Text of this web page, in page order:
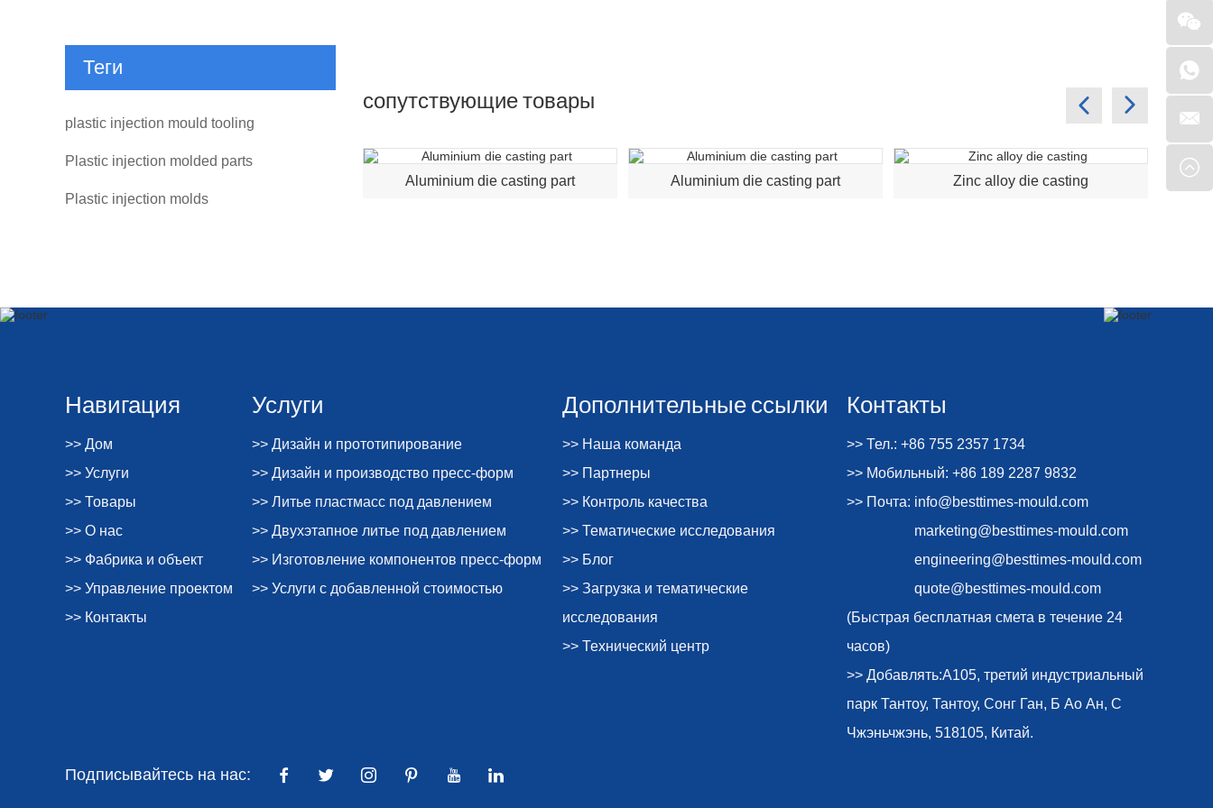
сопутствующие товары
Aluminium die casting part Aluminium die casting part Zinc alloy die casting
Теги
plastic injection mould tooling
Plastic injection molded parts
Plastic injection molds
Навигация
>> Дом
>> Услуги
>> Товары
>> О нас
>> Фабрика и объект
>> Управление проектом
>> Контакты
Услуги
>> Дизайн и прототипирование
>> Дизайн и производство пресс-форм
>> Литье пластмасс под давлением
>> Двухэтапное литье под давлением
>> Изготовление компонентов пресс-форм
>> Услуги с добавленной стоимостью
Дополнительные ссылки
>> Наша команда
>> Партнеры
>> Контроль качества
>> Тематические исследования
>> Блог
>> Загрузка и тематические
исследования
>> Технический центр
Контакты
>> Тел.: +86 755 2357 1734
>> Мобильный: +86 189 2287 9832
>> Почта: info@besttimes-mould.com
marketing@besttimes-mould.com
engineering@besttimes-mould.com
quote@besttimes-mould.com
(Быстрая бесплатная смета в течение 24
часов)
>> Добавлять:A105, третий индустриальный
парк Тантоу, Тантоу, Сонг Ган, Б Ао Ан, С
Чжэньчжэнь, 518105, Китай.
Подписывайтесь на нас: